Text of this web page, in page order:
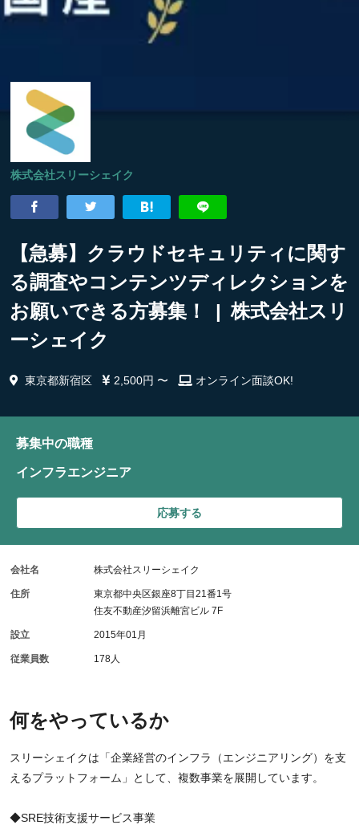
株式会社スリーシェイク
【急募】クラウドセキュリティに関す
る調査やコンテンツディレクションを
お願いできる方募集！ | 株式会社スリ
ーシェイク
東京都新宿区 2,500円 〜 オンライン面談OK!
何をやっているか
スリーシェイクは「企業経営のインフラ（エンジニアリング）を支
えるプラットフォーム」として、複数事業を展開しています。
◆SRE技術支援サービス事業
募集中の職種
インフラエンジニア
応募する
会社名 株式会社スリーシェイク
住所
東京都中央区銀座8丁目21番1号
住友不動産汐留浜離宮ビル 7F
設立 2015年01月
従業員数 178人